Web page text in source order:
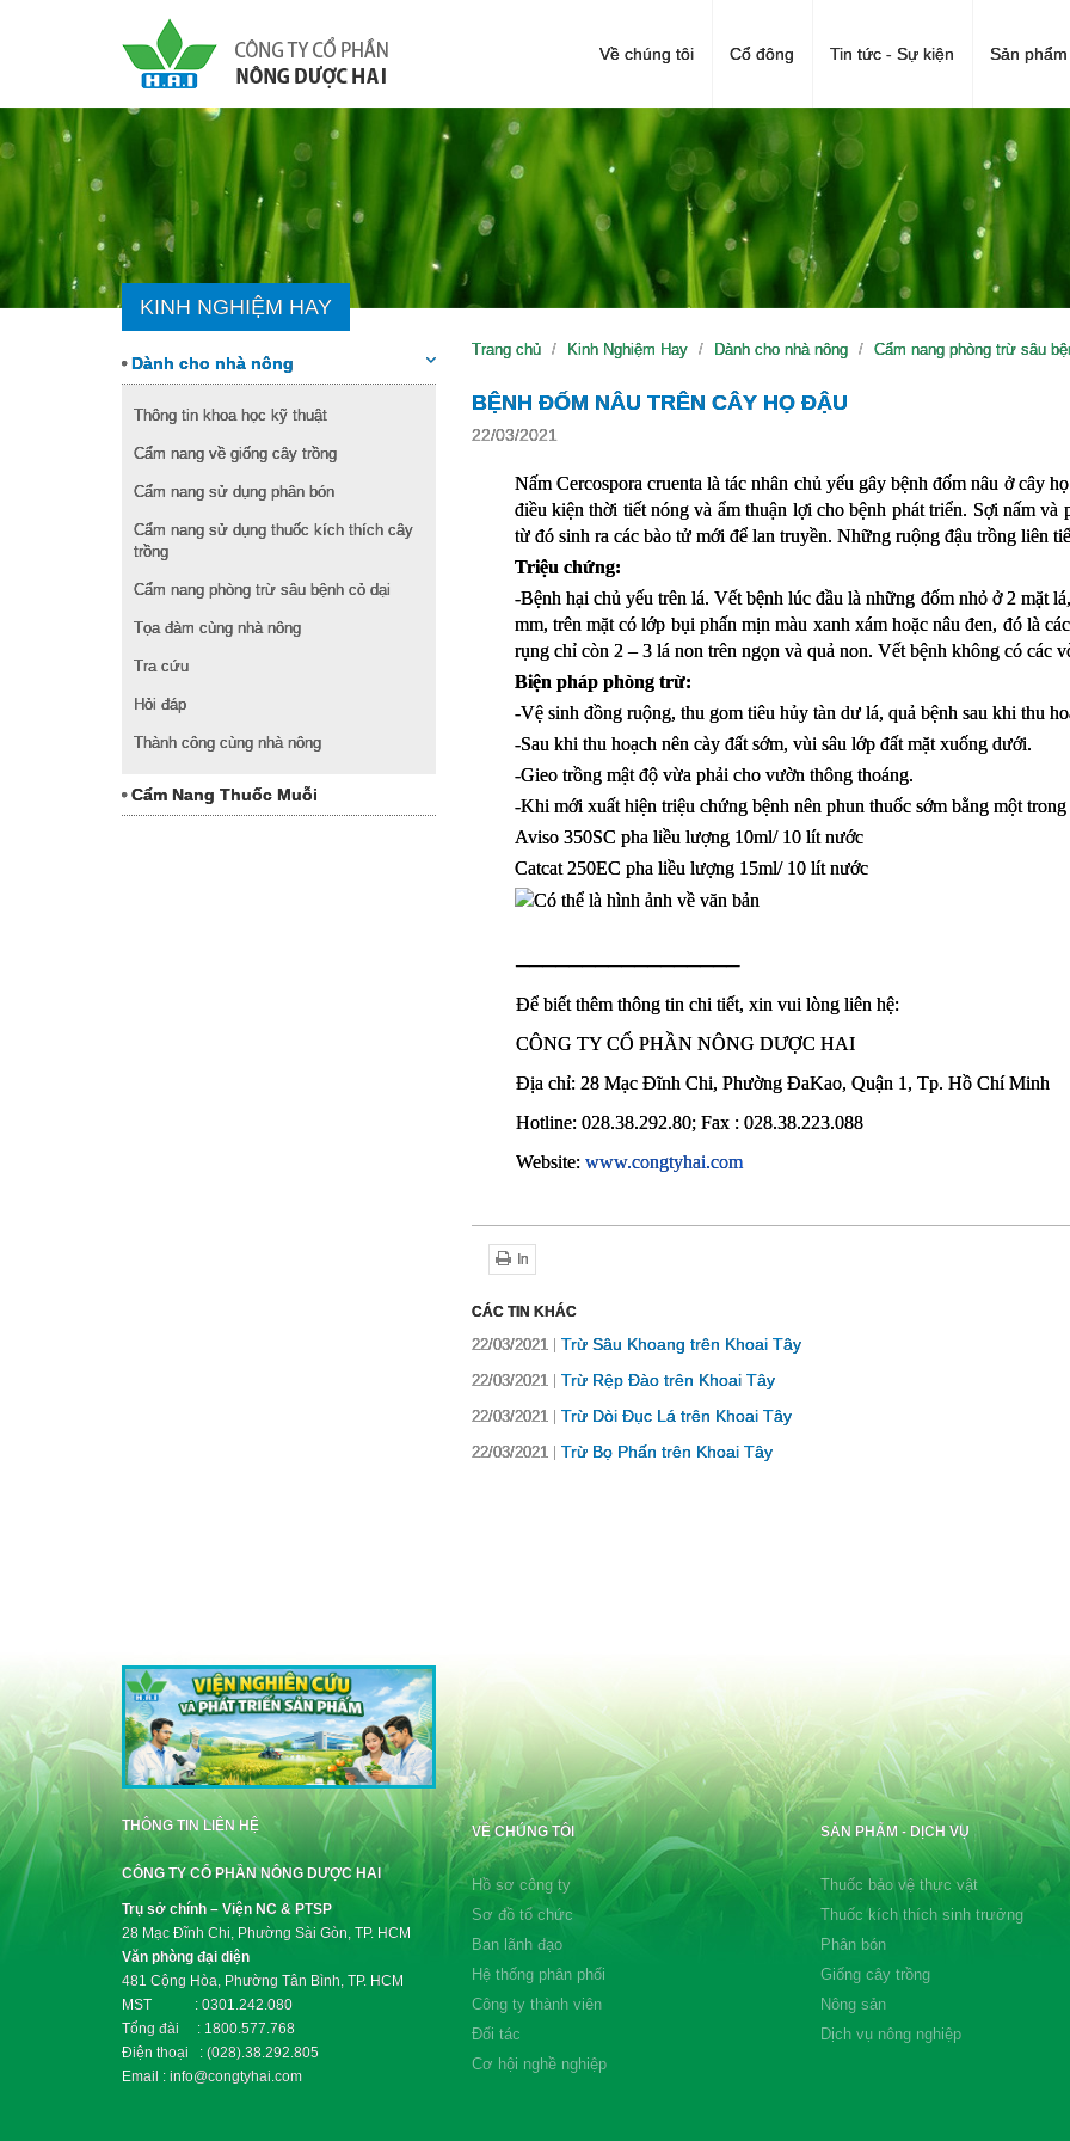
Về chúng tôi Cổ đông Tin tức - Sự kiện Sản
KINH NGHIỆM HAY
Dành cho nhà nông
Thông tin khoa học kỹ thuật
Cẩm nang về giống cây trồng
Cẩm nang sử dụng phân bón
Cẩm nang sử dụng thuốc kích thích cây
trồng
Cẩm nang phòng trừ sâu bệnh cỏ dại
Tọa đàm cùng nhà nông
Tra cứu
Hỏi đáp
Thành công cùng nhà nông
Cẩm Nang Thuốc Muỗi
Trang chủ Kinh Nghiệm Hay Dành cho nhà nông Cẩm nang phòng trừ sâu
BỆNH ĐỐM NÂU TRÊN CÂY HỌ ĐẬU
22/03/2021
Nấm Cercospora cruenta là tác nhân chủ yếu gây bệnh đốm nâu ở cây
điều kiện thời tiết nóng và ẩm thuận lợi cho bệnh phát triển. Sợi nấm
từ đó sinh ra các bào tử mới để lan truyền. Những ruộng đậu trồng liên
Triệu chứng:
-Bệnh hại chủ yếu trên lá. Vết bệnh lúc đầu là những đốm nhỏ ở 2 mặt
mm, trên mặt có lớp bụi phấn mịn màu xanh xám hoặc nâu đen, đó là
rụng chỉ còn 2 – 3 lá non trên ngọn và quả non. Vết bệnh không có các
Biện pháp phòng trừ:
-Vệ sinh đồng ruộng, thu gom tiêu hủy tàn dư lá, quả bệnh sau khi thu
-Sau khi thu hoạch nên cày đất sớm, vùi sâu lớp đất mặt xuống dưới.
-Gieo trồng mật độ vừa phải cho vườn thông thoáng.
-Khi mới xuất hiện triệu chứng bệnh nên phun thuốc sớm bằng một
Aviso 350SC pha liều lượng 10ml/ 10 lít nước
Catcat 250EC pha liều lượng 15ml/ 10 lít nước
─────────────────
Để biết thêm thông tin chi tiết, xin vui lòng liên hệ:
CÔNG TY CỔ PHẦN NÔNG DƯỢC HAI
Địa chỉ: 28 Mạc Đĩnh Chi, Phường ĐaKao, Quận 1, Tp. Hồ Chí Minh
Hotline: 028.38.292.80; Fax : 028.38.223.088
Website: www.congtyhai.com
In
CÁC TIN KHÁC
22/03/2021 Trừ Sâu Khoang trên Khoai Tây
22/03/2021 Trừ Rệp Đào trên Khoai Tây
22/03/2021 Trừ Dòi Đục Lá trên Khoai Tây
22/03/2021 Trừ Bọ Phấn trên Khoai Tây
THÔNG TIN LIÊN HỆ
CÔNG TY CỔ PHẦN NÔNG DƯỢC HAI
Trụ sở chính – Viện NC & PTSP
28 Mạc Đĩnh Chi, Phường Sài Gòn, TP. HCM
Văn phòng đại diện
481 Cộng Hòa, Phường Tân Bình, TP. HCM
MST : 0301.242.080
Tổng đài : 1800.577.768
Điện thoại : (028).38.292.805
Email : info@congtyhai.com
VỀ CHÚNG TÔI
Hồ sơ công ty
Sơ đồ tổ chức
Ban lãnh đạo
Hệ thống phân phối
Công ty thành viên
Đối tác
Cơ hội nghề nghiệp
SẢN PHẨM - DỊCH VỤ
Thuốc bảo vệ thực vật
Thuốc kích thích sinh trưởng
Phân bón
Giống cây trồng
Nông sản
Dịch vụ nông nghiệp